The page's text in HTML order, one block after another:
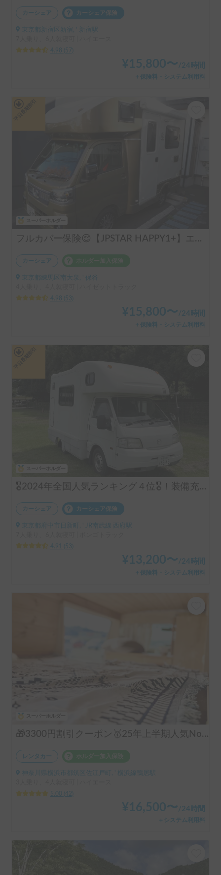
カーシェア カーシェア保険
東京都新宿区新宿, ' 新宿駅
4.98
57
¥ 15,800〜 /24時間
＋保険料・システム利用料
フルカバー保険😌【JPSTAR HAPPY1+】エアコン完備！ペット歓迎🐾配車先多数🐾《西東京キャンピングカーレンタル》
カーシェア
東京都練馬区南大泉, ' 保谷
4.98
53
¥ 15,800〜 /24時間
＋保険料・システム利用料
🎖️2024年全国人気ランキング４位🎖️！装備充実！コインパーキング駐車可！6名就寝
カーシェア カーシェア保険
東京都府中市日新町, ' JR南武線 西府駅
4.91
53
¥ 13,200〜 /24時間
＋保険料・システム利用料
🎁3300円割引クーポン🥇25年上半期人気No.1「動くログハウス🪵」【カップルに大人気✨】【ペット旅🐕】📌内容充実なのに格安の「オリジナル保険プラン」を準備👍
レンタカー
神奈川県横浜市都筑区佐江戸町, ' 横浜線鴨居駅
5.00
42
¥ 16,500〜/24時間
＋システム利用料